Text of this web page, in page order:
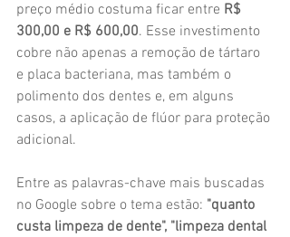
preço médio costuma ficar entre R$
300,00 e R$ 600,00. Esse investimento
cobre não apenas a remoção de tártaro
e placa bacteriana, mas também o
polimento dos dentes e, em alguns
casos, a aplicação de flúor para proteção
adicional.
Entre as palavras-chave mais buscadas
no Google sobre o tema estão: "quanto
custa limpeza de dente", "limpeza dental